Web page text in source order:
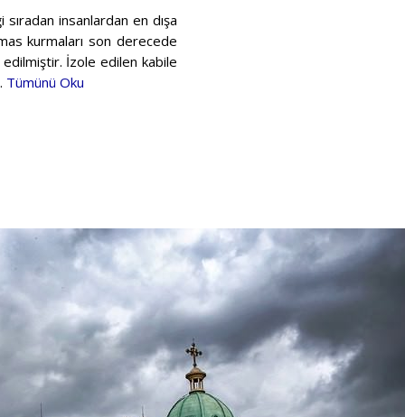
insanlardan en dışa
kurmaları son derecede
edilmiştir. İzole edilen kabile
Tümünü Oku